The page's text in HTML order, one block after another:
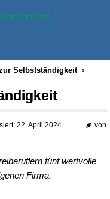
Selbstständigkeit
22. April 2024
von
fünf wertvolle
Firma.